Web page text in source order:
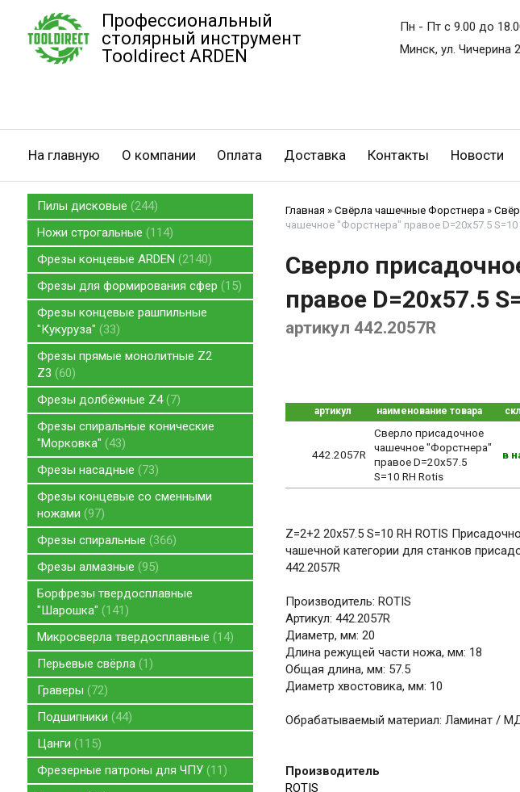
Профессиональный
столярный инструмент
Tooldirect ARDEN
Пн - Пт с 9.00 до
Минск, ул. Чичерина
На главную О компании Оплата Доставка Контакты Новости
Пилы дисковые 244
Ножи строгальные
114
Фрезы концевые ARDEN
2140
Фрезы для формирования сфер
15
Фрезы концевые рашпильные
"Кукуруза"
33
Фрезы прямые монолитные Z2
Z3
60
Фрезы долбёжные Z4 7
Фрезы спиральные конические
"Морковка"
43
Фрезы насадные
73
Фрезы концевые со сменными
ножами
97
Фрезы спиральные
366
Фрезы алмазные
95
Борфрезы твердосплавные
"Шарошка"
141
Микросверла твердосплавные
14
Перьевые свёрла 1
Граверы
72
Подшипники
44
Цанги
115
Фрезерные патроны для ЧПУ 11
Главная » Свёрла чашечные Форстнера »
чашечное "Форстнера" правое D=20x57.5 S=10
Сверло
правое D=20x57.5
артикул 442.2057R
артикул наименование товара
442.2057R
Сверло присадочное
чашечное "Форстнера"
правое D=20x57.5
S=10 RH Rotis
в
Z=2+2 20x57.5 S=10 RH ROTIS
чашечной категории для станков
442.2057R
Производитель: ROTIS
Артикул: 442.2057R
Диаметр, мм: 20
Длина режущей части ножа, мм: 18
Общая длина, мм: 57.5
Диаметр хвостовика, мм: 10
Обрабатываемый материал: Ламинат /
Производитель
ROTIS